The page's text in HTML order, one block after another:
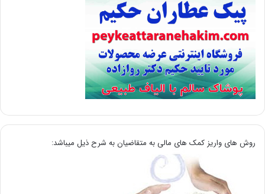
روش های واریز کمک های مالی به متقاضیان به شرح ذیل میباشد: